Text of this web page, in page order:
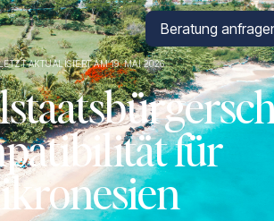
Beratung
AKTUALISIERT AM 19. MAI 2026
für